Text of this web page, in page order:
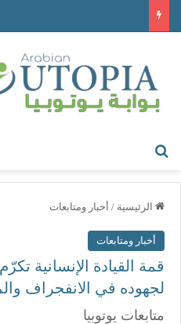
الرئيسية / أخبار ومتابعات
أخبار ومتابعات
قمة القيادة الإنسانية
لجهوده في الانفجراف
متابعات يوتوبيا